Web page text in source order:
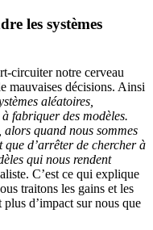
les systèmes
circuiter notre cerveau
mauvaises décisions. Ainsi
aléatoires,
fabriquer des modèles.
quand nous sommes
que d’arrêter de chercher à
qui nous rendent
C’est ce qui explique
traitons les gains et les
d’impact sur nous que